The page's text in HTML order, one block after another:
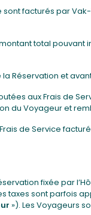
sont facturés par
total
Réservation et
aux Frais de
du Voyageur et
de Service
fixée par
sont parfois
»). Les Voyageurs